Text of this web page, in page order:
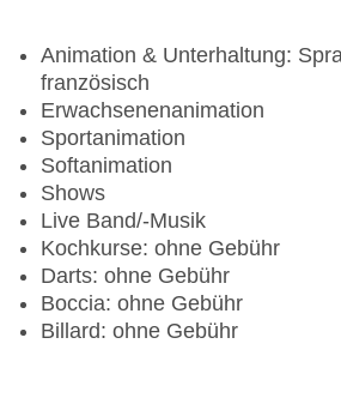
Die All Inclusive Verpflegung
Uhr.
Animation & Unterhaltung:
französisch
Erwachsenenanimation
Sportanimation
Softanimation
Shows
Live Band/-Musik
Kochkurse: ohne Gebühr
Darts: ohne Gebühr
Boccia: ohne Gebühr
Billard: ohne Gebühr